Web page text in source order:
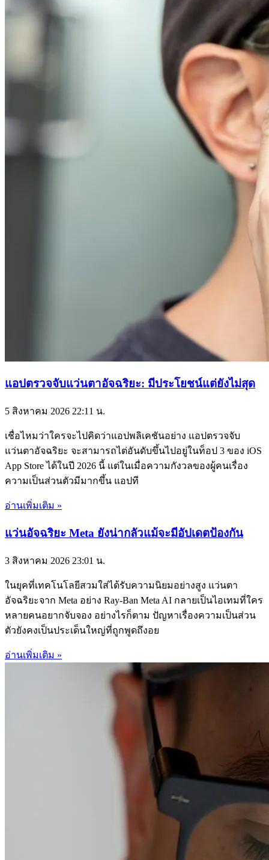
แอปตรวจจับแว่นตาอัจฉริยะ: มีประโยชน์แต่ยังไม่สุด
5 สิงหาคม 2026 22:11 น.
เชื่อไหมว่าใครจะไปคิดว่าแอปพลิเคชันอย่าง แอปตรวจจับ
แว่นตาอัจฉริยะ จะสามารถไต่อันดับขึ้นไปอยู่ในท็อป 3 ของ iOS
App Store ได้ในปี 2026 นี้ แต่ในเมื่อความกังวลของผู้คนเรื่อง
ความเป็นส่วนตัวมีมากขึ้น แอปที
อ่านเพิ่มเติม »
แว่นอัจฉริยะ Meta ยังน่ากลัวแม้จะมีอัปเดตป้องกัน
3 สิงหาคม 2026 23:01 น.
ในยุคที่เทคโนโลยีสวมใส่ได้รับความนิยมอย่างสูง แว่นตา
อัจฉริยะจาก Meta อย่าง Ray-Ban Meta AI กลายเป็นไอเทมที่ใคร
หลายคนอยากจับจอง อย่างไรก็ตาม ปัญหาเรื่องความเป็นส่วน
ตัวยังคงเป็นประเด็นใหญ่ที่ถูกพูดถึงอย
อ่านเพิ่มเติม »